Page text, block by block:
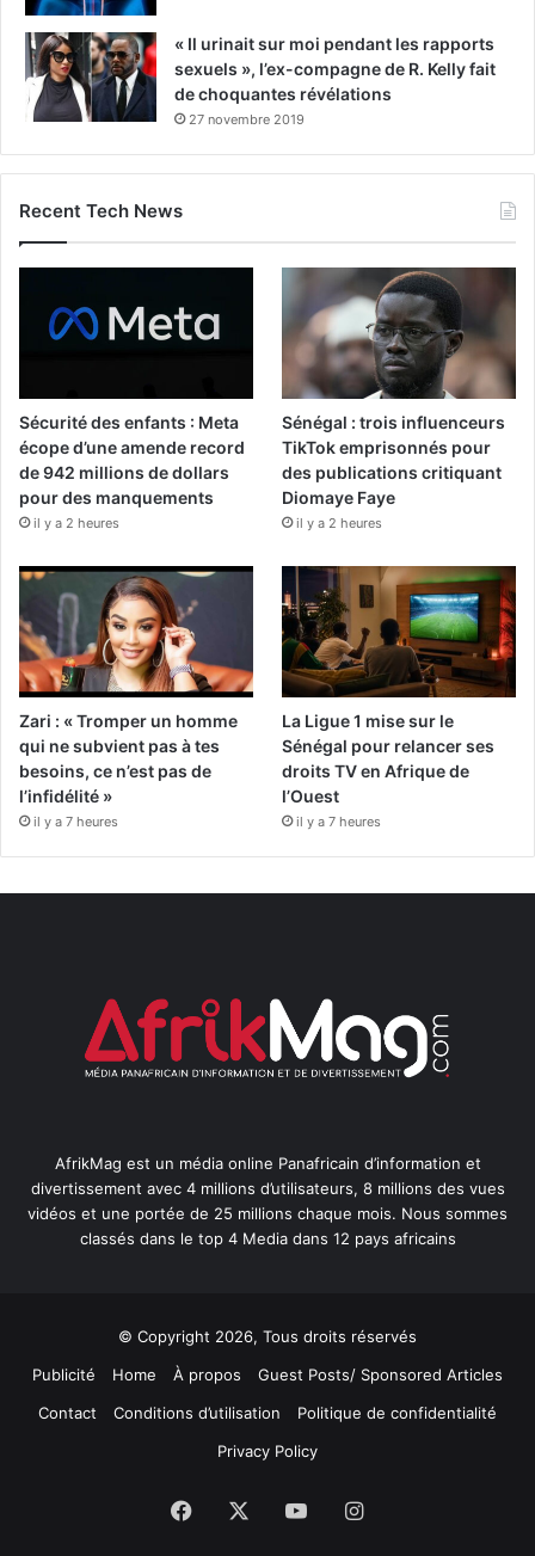
« Il urinait sur moi pendant les rapports
sexuels », l’ex-compagne de R. Kelly fait
de choquantes révélations
27 novembre 2019
Recent Tech News
Sécurité des enfants : Meta
écope d’une amende record
de 942 millions de dollars
pour des manquements
il y a 2 heures
Sénégal : trois influenceurs
TikTok emprisonnés pour
des publications critiquant
Diomaye Faye
il y a 2 heures
Zari : « Tromper un homme
qui ne subvient pas à tes
besoins, ce n’est pas de
l’infidélité »
il y a 7 heures
La Ligue 1 mise sur le
Sénégal pour relancer ses
droits TV en Afrique de
l’Ouest
il y a 7 heures
AfrikMag est un média online Panafricain d’information et
divertissement avec 4 millions d’utilisateurs, 8 millions des vues
vidéos et une portée de 25 millions chaque mois. Nous sommes
classés dans le top 4 Media dans 12 pays africains
© Copyright 2026, Tous droits réservés
Publicité
Home À propos
Guest Posts/ Sponsored Articles
Contact
Conditions d’utilisation
Politique de confidentialité
Privacy Policy
Facebook YouTubeInstagram